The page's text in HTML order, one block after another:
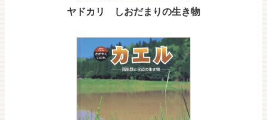
ヤドカリ しおだまりの生き物